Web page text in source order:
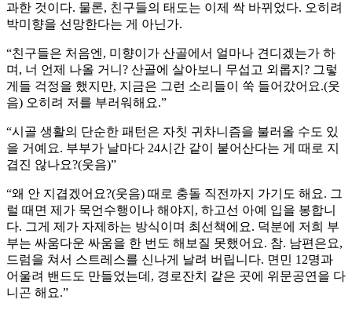
과한 것이다. 물론, 친구들의 태도는 이제 싹 바뀌었다. 오히려
박미향을 선망한다는 게 아닌가.
“친구들은 처음엔, 미향이가 산골에서 얼마나 견디겠는가 하
며, 너 언제 나올 거니? 산골에 살아보니 무섭고 외롭지? 그렇
게들 걱정을 했지만, 지금은 그런 소리들이 쑥 들어갔어요.(웃
음) 오히려 저를 부러워해요.”
“시골 생활의 단순한 패턴은 자칫 귀차니즘을 불러올 수도 있
을 거예요. 부부가 날마다 24시간 같이 붙어산다는 게 때로 지
겹진 않나요?(웃음)”
“왜 안 지겹겠어요?(웃음) 때로 충돌 직전까지 가기도 해요. 그
럴 때면 제가 묵언수행이나 해야지, 하고선 아예 입을 봉합니
다. 그게 제가 자제하는 방식이며 최선책에요. 덕분에 저희 부
부는 싸움다운 싸움을 한 번도 해보질 못했어요. 참. 남편은요,
드럼을 쳐서 스트레스를 신나게 날려 버립니다. 면민 12명과
어울려 밴드도 만들었는데, 경로잔치 같은 곳에 위문공연을 다
니곤 해요.”